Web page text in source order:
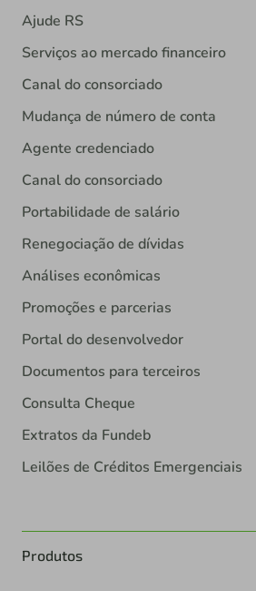
Ajude RS
Serviços ao mercado financeiro
Canal do consorciado
Mudança de número de conta
Agente credenciado
Canal do consorciado
Portabilidade de salário
Renegociação de dívidas
Análises econômicas
Promoções e parcerias
Portal do desenvolvedor
Documentos para terceiros
Consulta Cheque
Extratos da Fundeb
Leilões de Créditos Emergenciais
Produtos